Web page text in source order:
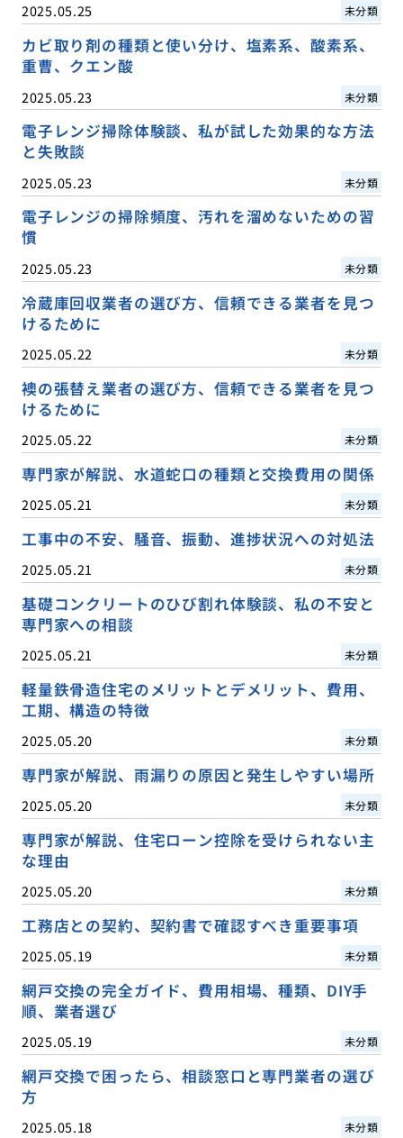
2025.05.25 未分類
カビ取り剤の種類と使い分け、塩素系、酸素系、
重曹、クエン酸
2025.05.23 未分類
電子レンジ掃除体験談、私が試した効果的な方法
と失敗談
2025.05.23 未分類
電子レンジの掃除頻度、汚れを溜めないための習
慣
2025.05.23 未分類
冷蔵庫回収業者の選び方、信頼できる業者を見つ
けるために
2025.05.22 未分類
襖の張替え業者の選び方、信頼できる業者を見つ
けるために
2025.05.22 未分類
専門家が解説、水道蛇口の種類と交換費用の関係
2025.05.21 未分類
工事中の不安、騒音、振動、進捗状況への対処法
2025.05.21 未分類
基礎コンクリートのひび割れ体験談、私の不安と
専門家への相談
2025.05.21 未分類
軽量鉄骨造住宅のメリットとデメリット、費用、
工期、構造の特徴
2025.05.20 未分類
専門家が解説、雨漏りの原因と発生しやすい場所
2025.05.20 未分類
専門家が解説、住宅ローン控除を受けられない主
な理由
2025.05.20 未分類
工務店との契約、契約書で確認すべき重要事項
2025.05.19 未分類
網戸交換の完全ガイド、費用相場、種類、DIY手
順、業者選び
2025.05.19 未分類
網戸交換で困ったら、相談窓口と専門業者の選び
方
2025.05.18 未分類